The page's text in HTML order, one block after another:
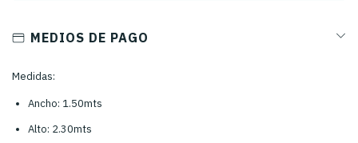
MEDIOS DE PAGO
Medidas:
Ancho: 1.50mts
Alto: 2.30mts